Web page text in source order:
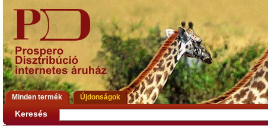
Minden termék Újdonságok
Keresés